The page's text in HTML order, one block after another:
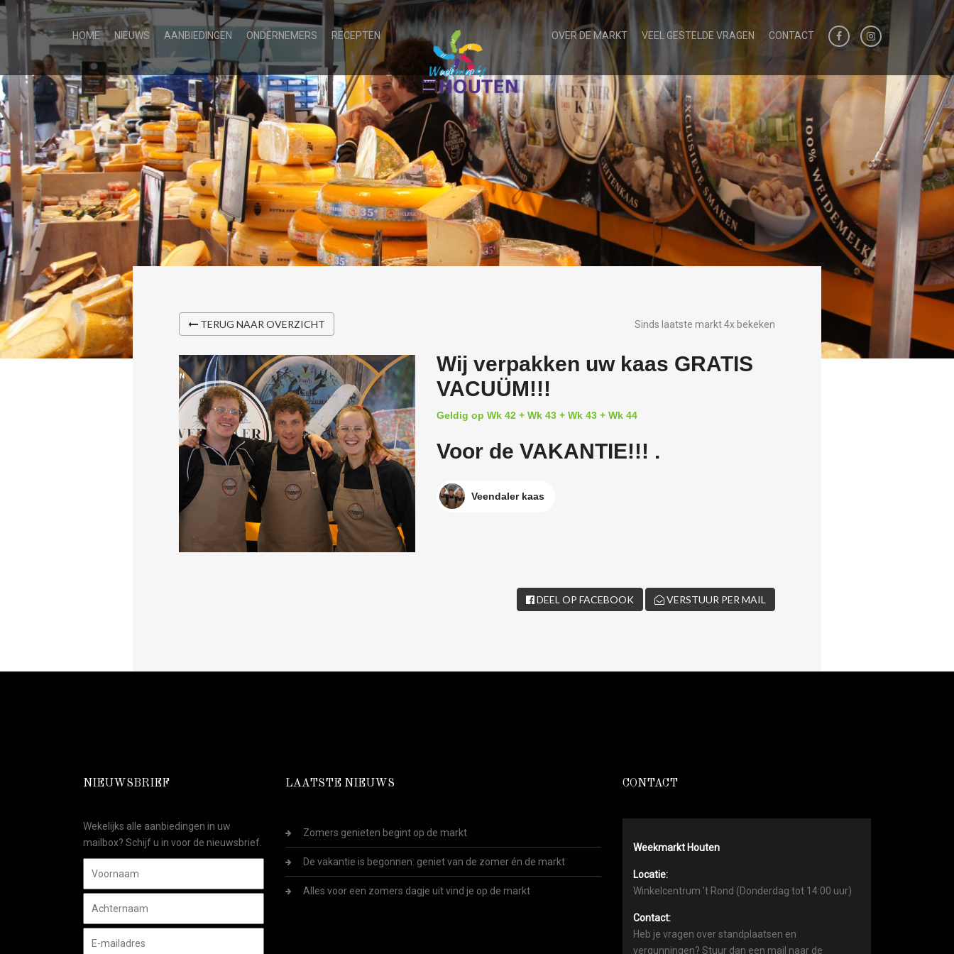
HOME NIEUWS AANBIEDINGEN ONDERNEMERS RECEPTEN OVER DE MARKT VEEL GESTELDE VRAGEN CONTACT
TERUG NAAR OVERZICHT Sinds laatste markt 4x bekeken
Wij verpakken uw kaas GRATIS
VACUÜM!!!
Geldig op Wk 42 + Wk 43 + Wk 43 + Wk 44
Voor de VAKANTIE!!! .
Veendaler kaas
DEEL OP FACEBOOK VERSTUUR PER MAIL
NIEUWSBRIEF
Wekelijks alle aanbiedingen in uw
mailbox? Schijf u in voor de nieuwsbrief.
LAATSTE NIEUWS
Zomers genieten begint op de markt
De vakantie is begonnen: geniet van de zomer én de markt
Alles voor een zomers dagje uit vind je op de markt
CONTACT
Weekmarkt Houten
Locatie:
Winkelcentrum ’t Rond (Donderdag tot 14:00 uur)
Contact:
Heb je vragen over standplaatsen en
vergunningen? Stuur dan een mail naar de